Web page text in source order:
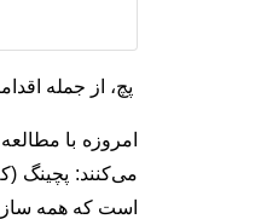
پچ، از جمله
امروزه با
می‌کنند: پچینگ
است که همه